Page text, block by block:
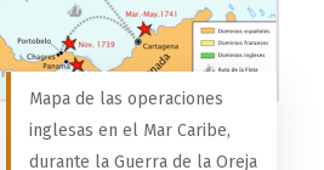
Mapa de las operaciones
inglesas en el Mar Caribe,
durante la Guerra de la Oreja